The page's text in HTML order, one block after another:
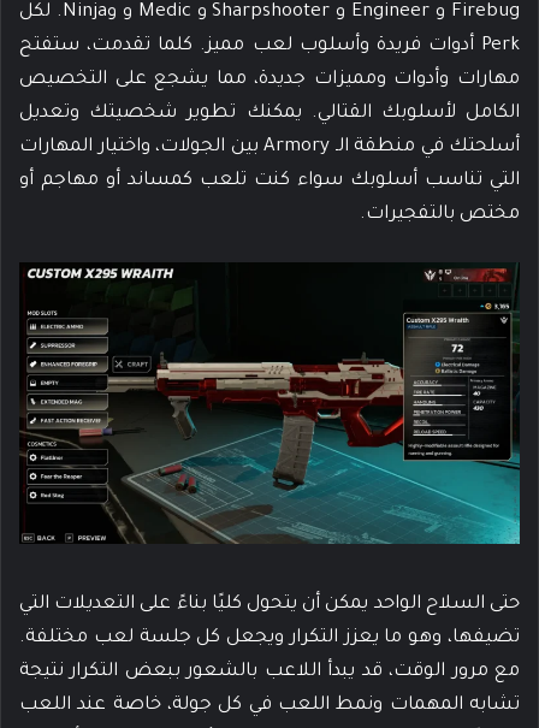
Firebug و Engineer و Sharpshooter و Medic و وNinja. لكل
Perk أدوات فريدة وأسلوب لعب مميز. كلما تقدمت، ستفتح
مهارات وأدوات ومميزات جديدة، مما يشجع على التخصيص
الكامل لأسلوبك القتالي. يمكنك تطوير شخصيتك وتعديل
أسلحتك في منطقة الـ Armory بين الجولات، واختيار المهارات
التي تناسب أسلوبك سواء كنت تلعب كمساند أو مهاجم أو
مختص بالتفجيرات.
حتى السلاح الواحد يمكن أن يتحول كليًا بناءً على التعديلات التي
تضيفها، وهو ما يعزز التكرار ويجعل كل جلسة لعب مختلفة.
مع مرور الوقت، قد يبدأ اللاعب بالشعور ببعض التكرار نتيجة
تشابه المهمات ونمط اللعب في كل جولة، خاصة عند اللعب